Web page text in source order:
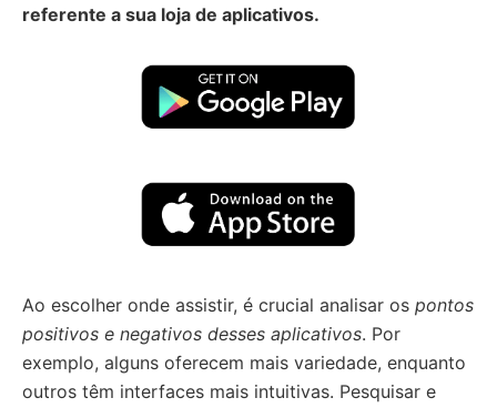
referente a sua loja de aplicativos.
Ao escolher onde assistir, é crucial analisar os pontos
positivos e negativos desses aplicativos. Por
exemplo, alguns oferecem mais variedade, enquanto
outros têm interfaces mais intuitivas. Pesquisar e